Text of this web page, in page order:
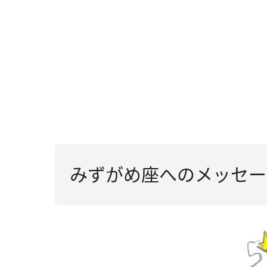
みずがめ座へのメッセ